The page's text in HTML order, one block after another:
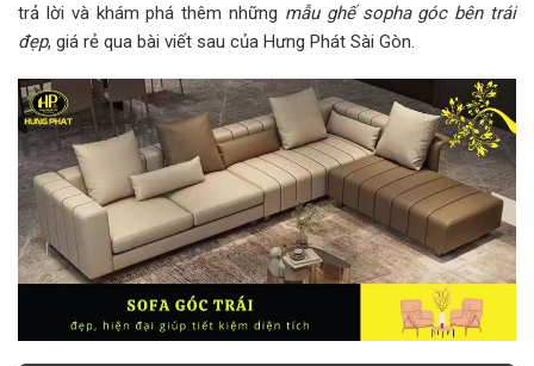
trả lời và khám phá thêm những mẫu ghế sopha góc bên trái
đẹp, giá rẻ qua bài viết sau của Hưng Phát Sài Gòn.